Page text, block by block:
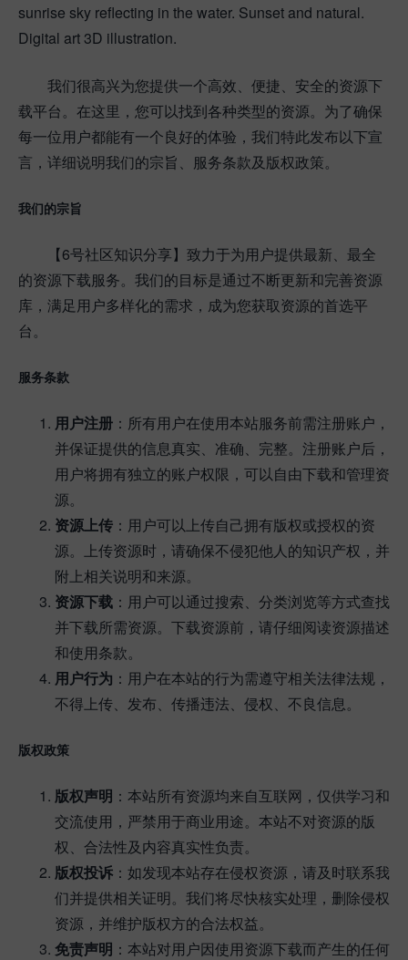
sunrise sky reflecting in the water. Sunset and natural.
Digital art 3D illustration.
我们很高兴为您提供一个高效、便捷、安全的资源下
载平台。在这里，您可以找到各种类型的资源。为了确保
每一位用户都能有一个良好的体验，我们特此发布以下宣
言，详细说明我们的宗旨、服务条款及版权政策。
我们的宗旨
【6号社区知识分享】致力于为用户提供最新、最全
的资源下载服务。我们的目标是通过不断更新和完善资源
库，满足用户多样化的需求，成为您获取资源的首选平
台。
服务条款
用户注册 ：所有用户在使用本站服务前需注册账户，
并保证提供的信息真实、准确、完整。注册账户后，
用户将拥有独立的账户权限，可以自由下载和管理资
源。
资源上传 ：用户可以上传自己拥有版权或授权的资
源。上传资源时，请确保不侵犯他人的知识产权，并
附上相关说明和来源。
资源下载 ：用户可以通过搜索、分类浏览等方式查找
并下载所需资源。下载资源前，请仔细阅读资源描述
和使用条款。
用户行为 ：用户在本站的行为需遵守相关法律法规，
不得上传、发布、传播违法、侵权、不良信息。
版权政策
版权声明 ：本站所有资源均来自互联网，仅供学习和
交流使用，严禁用于商业用途。本站不对资源的版
权、合法性及内容真实性负责。
版权投诉 ：如发现本站存在侵权资源，请及时联系我
们并提供相关证明。我们将尽快核实处理，删除侵权
资源，并维护版权方的合法权益。
免责声明 ：本站对用户因使用资源下载而产生的任何